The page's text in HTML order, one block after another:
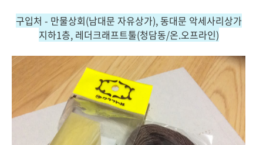
구입처 - 만물상회(남대문 자유상가), 동대문 악세사리상가
지하1층, 레더크래프트툴(청담동/온.오프라인)